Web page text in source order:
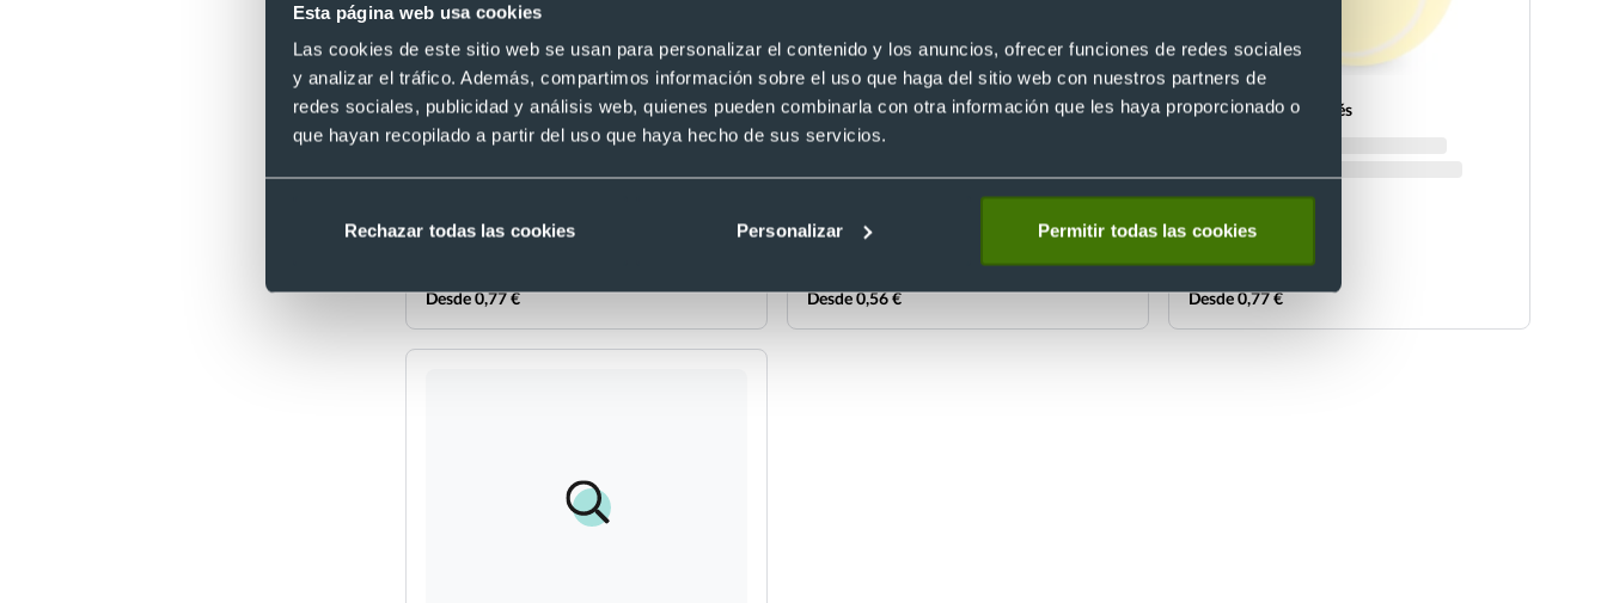
Esta página web usa cookies
Las cookies de este sitio web se usan para personalizar el contenido y los anuncios, ofrecer funciones de redes sociales
y analizar el tráfico. Además, compartimos información sobre el uso que haga del sitio web con nuestros partners de
redes sociales, publicidad y análisis web, quienes pueden combinarla con otra información que les haya proporcionado o
que hayan recopilado a partir del uso que haya hecho de sus servicios.
Rechazar todas las cookies Personalizar Permitir todas las cookies
Antiestrés pelota voleibol
Ref. S26136
Desde 0,77 €
Llavero pelota de tenis antiestrés
Ref. E14122
Desde 0,56 €
Pelota tenis antiestrés
Desde 0,77 €